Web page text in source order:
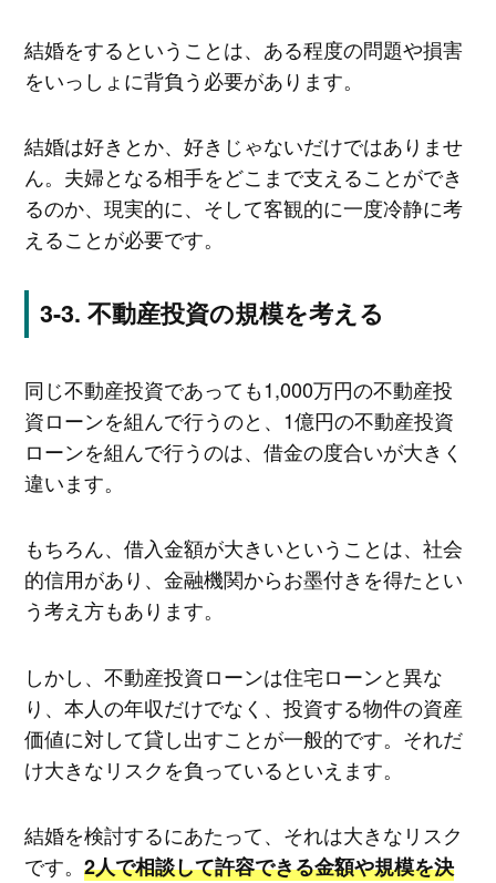
結婚をするということは、ある程度の問題や損害
をいっしょに背負う必要があります。
結婚は好きとか、好きじゃないだけではありませ
ん。夫婦となる相手をどこまで支えることができ
るのか、現実的に、そして客観的に一度冷静に考
えることが必要です。
不動産投資の規模を考える
同じ不動産投資であっても1,000万円の不動産投
資ローンを組んで行うのと、1億円の不動産投資
ローンを組んで行うのは、借金の度合いが大きく
違います。
もちろん、借入金額が大きいということは、社会
的信用があり、金融機関からお墨付きを得たとい
う考え方もあります。
しかし、不動産投資ローンは住宅ローンと異な
り、本人の年収だけでなく、投資する物件の資産
価値に対して貸し出すことが一般的です。それだ
け大きなリスクを負っているといえます。
結婚を検討するにあたって、それは大きなリスク
です。 2人で相談して許容できる金額や規模を決